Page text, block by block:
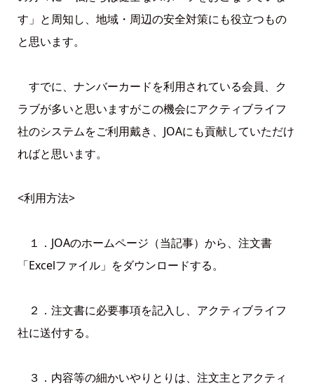
す」と周知し、地域・周辺の安全対策にも役立つもの
と思います。
すでに、ナンバーカードを利用されている会員、ク
ラブが多いと思いますがこの機会にアクティブライフ
社のシステムをご利用戴き、JOAにも貢献していただけ
ればと思います。
<利用方法>
１．JOAのホームページ（当記事）から、注文書
「Excelファイル」をダウンロードする。
２．注文書に必要事項を記入し、アクティブライフ
社に送付する。
３．内容等の細かいやりとりは、注文主とアクティ